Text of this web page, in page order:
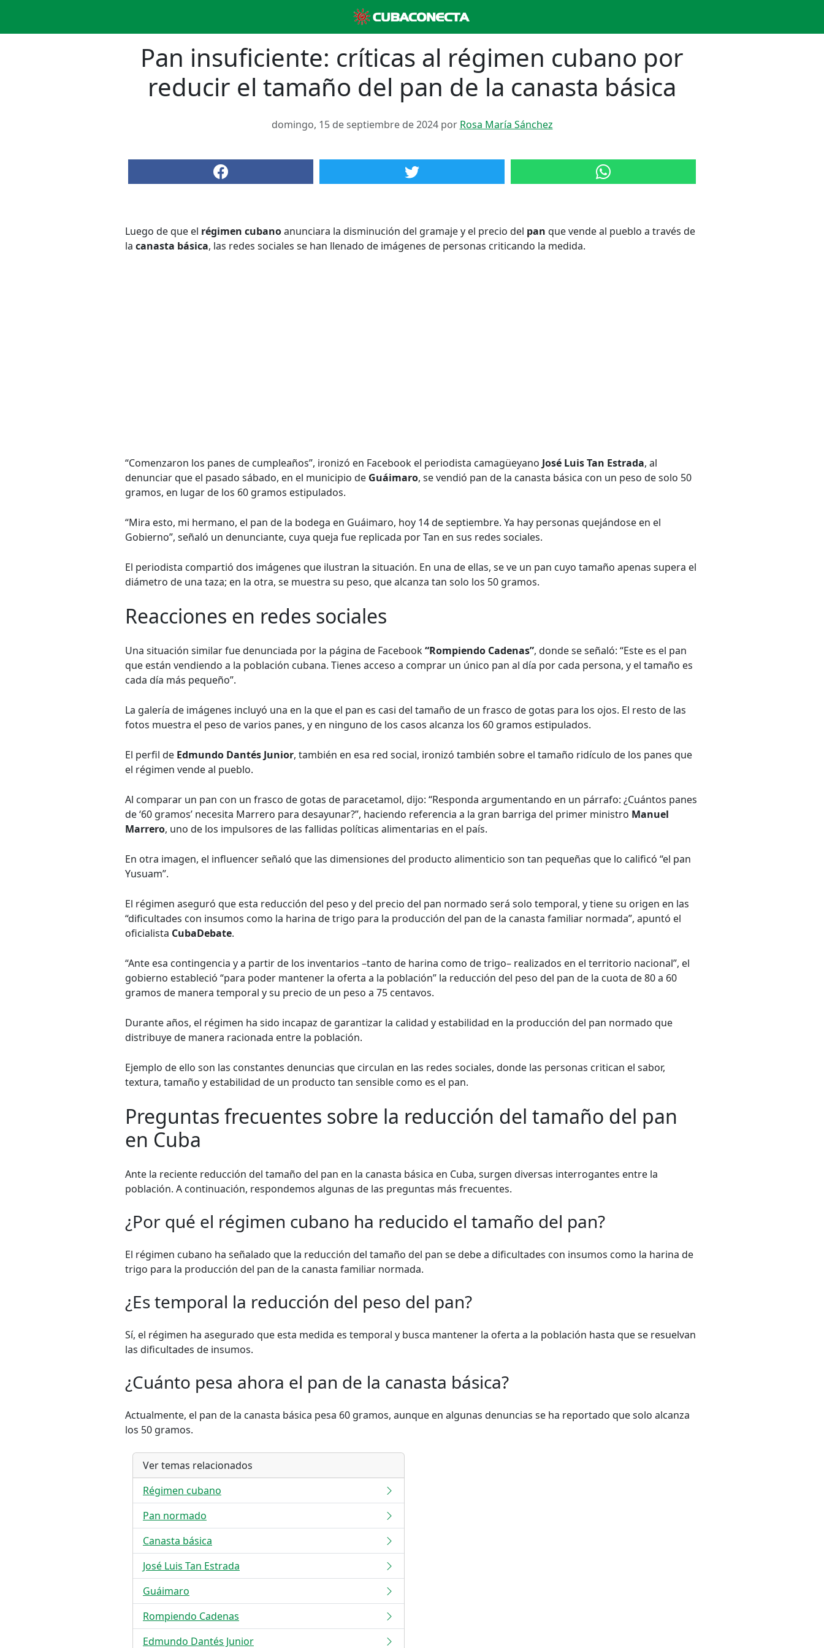
Pan insuficiente: críticas al régimen cubano por
reducir el tamaño del pan de la canasta básica
domingo, 15 de septiembre de 2024 por Rosa María Sánchez
Luego de que el régimen cubanoanunciara la disminución del gramaje y el precio del pan que vende al pueblo a través de
la canasta básica, las redes sociales se han llenado de imágenes de personas criticando la medida.
“Comenzaron los panes de cumpleaños”, ironizó en Facebook el periodista camagüeyano José Luis Tan Estrada, al
denunciar que el pasado sábado, en el municipio de Guáimaro, se vendió pan de la canasta básica con un peso de solo 50
gramos, en lugar de los 60 gramos estipulados.
“Mira esto, mi hermano, el pan de la bodega en Guáimaro, hoy 14 de septiembre. Ya hay personas quejándose en el
Gobierno”, señaló un denunciante, cuya queja fue replicada por Tan en sus redes sociales.
El periodista compartió dos imágenes que ilustran la situación. En una de ellas, se ve un pan cuyo tamaño apenas supera el
diámetro de una taza; en la otra, se muestra su peso, que alcanza tan solo los 50 gramos.
Reacciones en redes sociales
Una situación similar fue denunciada por la página de Facebook“Rompiendo Cadenas”, donde se señaló: “Este es el pan
que están vendiendo a la población cubana. Tienes acceso a comprar un único pan al día por cada persona, y el tamaño es
cada día más pequeño”.
La galería de imágenes incluyó una en la que el pan es casi del tamaño de un frasco de gotas para los ojos. El resto de las
fotos muestra el peso de varios panes, y en ninguno de los casos alcanza los 60 gramos estipulados.
El perfil de Edmundo Dantés Junior, también en esa red social, ironizó también sobre el tamaño ridículo de los panes que
el régimen vende al pueblo.
Al comparar un pan con un frasco de gotas de paracetamol, dijo: “Responda argumentando en un párrafo: ¿Cuántos panes
de ‘60 gramos’ necesita Marrero para desayunar?”, haciendo referencia a la gran barriga del primer ministro Manuel
Marrero, uno de los impulsores de las fallidas políticas alimentarias en el país.
En otra imagen, el influencer señaló que las dimensiones del producto alimenticio son tan pequeñas que lo calificó “el pan
Yusuam”.
El régimen aseguró que esta reducción del peso y del precio del pan normado será solo temporal, y tiene su origen en las
“dificultades con insumos como la harina de trigo para la producción del pan de la canasta familiar normada”, apuntó el
oficialista CubaDebate.
“Ante esa contingencia y a partir de los inventarios –tanto de harina como de trigo– realizados en el territorio nacional”, el
gobierno estableció “para poder mantener la oferta a la población” la reducción del peso del pan de la cuota de 80 a 60
gramos de manera temporal y su precio de un peso a 75 centavos.
Durante años, el régimen ha sido incapaz de garantizar la calidad y estabilidad en la producción del pan normado que
distribuye de manera racionada entre la población.
Ejemplo de ello son las constantes denuncias que circulan en las redes sociales, donde las personas critican el sabor,
textura, tamaño y estabilidad de un producto tan sensible como es el pan.
Preguntas frecuentes sobre la reducción del tamaño del pan
en Cuba
Ante la reciente reducción del tamaño del pan en la canasta básica en Cuba, surgen diversas interrogantes entre la
población. A continuación, respondemos algunas de las preguntas más frecuentes.
¿Por qué el régimen cubano ha reducido el tamaño del pan?
El régimen cubano ha señalado que la reducción del tamaño del pan se debe a dificultades con insumos como la harina de
trigo para la producción del pan de la canasta familiar normada.
¿Es temporal la reducción del peso del pan?
Sí, el régimen ha asegurado que esta medida es temporal y busca mantener la oferta a la población hasta que se resuelvan
las dificultades de insumos.
¿Cuánto pesa ahora el pan de la canasta básica?
Actualmente, el pan de la canasta básica pesa 60 gramos, aunque en algunas denuncias se ha reportado que solo alcanza
los 50 gramos.
Ver temas relacionados
Régimen cubano
Pan normado
Canasta básica
José Luis Tan Estrada
Guáimaro
Rompiendo Cadenas
Edmundo Dantés Junior